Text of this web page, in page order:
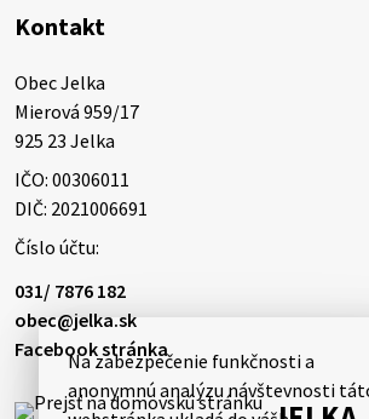
Na zabezpečenie funkčnosti a
anonymnú analýzu návštevnosti
Smútočný oznam: 05.08.2026 1/ Vážení
hlbokým zármutkom Vám oznamujeme,
73 rokov nás opustila Irena Tanková,
Tanková. Pohreb zosnulej bude dňa
5. augusta 2026 12:59
Miestne oznamy: 03.08.2026
Smútočné oznamy: 03.08.2026 1/ Vážení
Kontakt
Obec Jelka
Mierová 959/17
925 23 Jelka
IČO: 00306011
DIČ: 2021006691
Číslo účtu:
031/ 7876 182
obec@jelka.sk
Facebook stránka